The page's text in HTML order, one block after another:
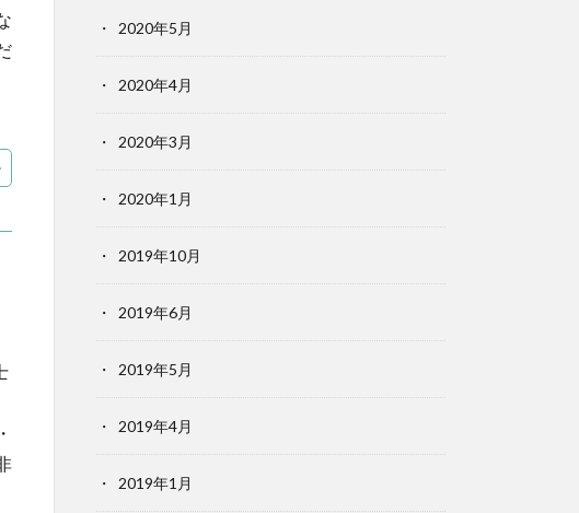
2020年5月
2020年4月
2020年3月
2020年1月
2019年10月
2019年6月
2019年5月
2019年4月
2019年1月